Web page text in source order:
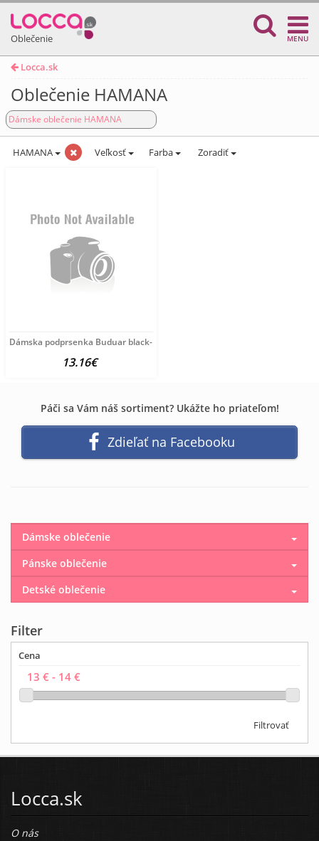
Oblečenie MENU
Locca.sk
Oblečenie HAMANA
Dámske oblečenie HAMANA
HAMANA Veľkosť Farba Zoradiť
Dámska podprsenka Buduar black- turquoise
13.16€
Páči sa Vám náš sortiment? Ukážte ho priateľom!
Zdieľať na Facebooku
Dámske oblečenie
Pánske oblečenie
Detské oblečenie
Filter
Cena
Filtrovať
Locca.sk
O nás